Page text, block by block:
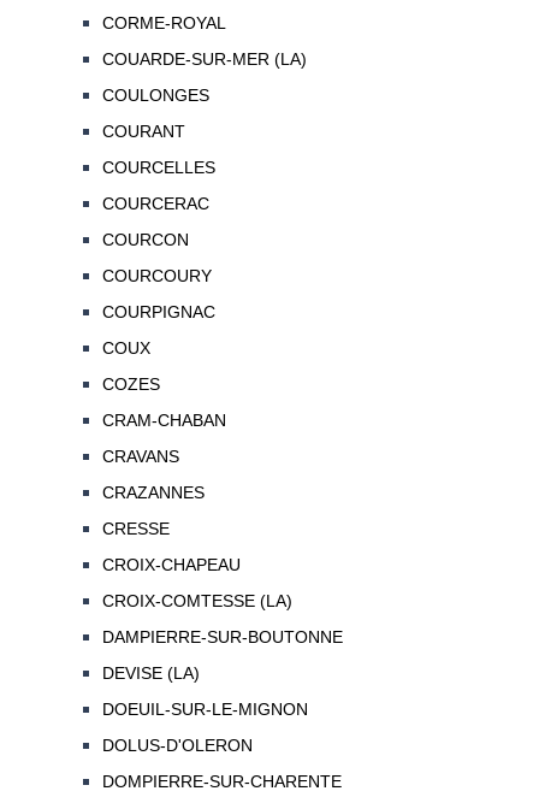
CORME-ROYAL
COUARDE-SUR-MER (LA)
COULONGES
COURANT
COURCELLES
COURCERAC
COURCON
COURCOURY
COURPIGNAC
COUX
COZES
CRAM-CHABAN
CRAVANS
CRAZANNES
CRESSE
CROIX-CHAPEAU
CROIX-COMTESSE (LA)
DAMPIERRE-SUR-BOUTONNE
DEVISE (LA)
DOEUIL-SUR-LE-MIGNON
DOLUS-D'OLERON
DOMPIERRE-SUR-CHARENTE